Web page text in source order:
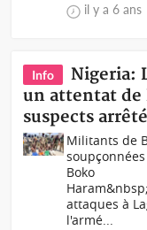
il y a 6 ans
Info
Nigeria:
un attentat de
suspects
Militants de
Boko
attaques à
l'armé...